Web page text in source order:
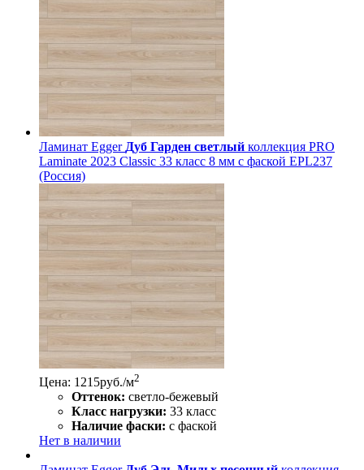
Ламинат Egger Дуб Гарден светлый коллекция PRO
Laminate 2023 Classic 33 класс 8 мм с фаской EPL237
(Россия)
Цена: 1215руб./м2
Оттенок: светло-бежевый
Класс нагрузки: 33 класс
Наличие фаски: с фаской
Нет в наличии